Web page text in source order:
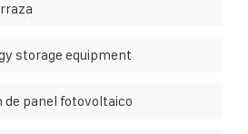
storage equipment
de panel fotovoltaico